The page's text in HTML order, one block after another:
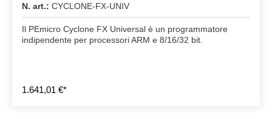
N. art.: CYCLONE-FX-UNIV
Il PEmicro Cyclone FX Universal è un programmatore
indipendente per processori ARM e 8/16/32 bit.
1.641,01 €*